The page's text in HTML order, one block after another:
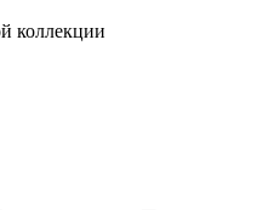
коллекции